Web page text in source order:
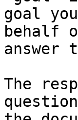
goal
behalf
answer
The